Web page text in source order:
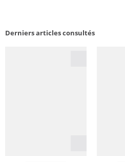
Derniers articles consultés